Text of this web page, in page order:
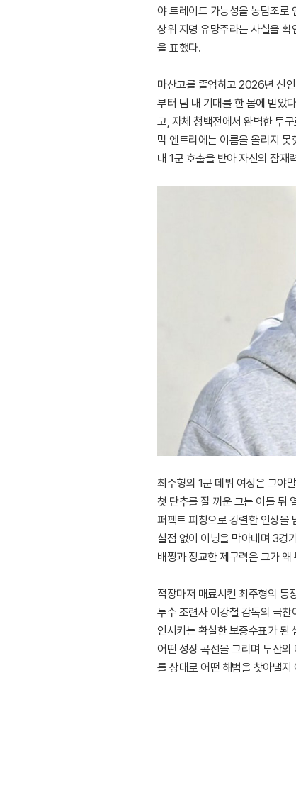
야 트레이드 가능성을 농담조로
상위 지명 유망주라는 사실을
을 표했다.
마산고를 졸업하고 2026년 신
부터 팀 내 기대를 한 몸에 받았
고, 자체 청백전에서 완벽한 투
막 엔트리에는 이름을 올리지
내 1군 호출을 받아 자신의 잠재
최주형의 1군 데뷔 여정은 그야
첫 단추를 잘 끼운 그는 이틀 뒤
퍼펙트 피칭으로 강렬한 인상을
실점 없이 이닝을 막아내며 3경
배짱과 정교한 제구력은 그가
적장마저 매료시킨 최주형의 등
투수 조련사 이강철 감독의 극
인시키는 확실한 보증수표가 된
어떤 성장 곡선을 그리며 두산
를 상대로 어떤 해법을 찾아낼